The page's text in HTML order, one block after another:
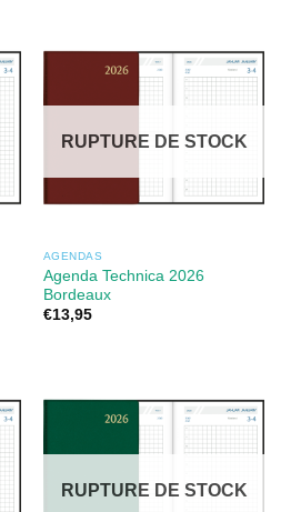
RUPTURE DE STOCK
AGENDAS
Agenda Technica 2026
Bordeaux
€13,95
RUPTURE DE STOCK